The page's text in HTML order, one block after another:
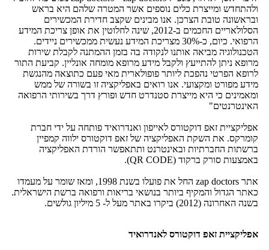
ולהתחדש ומייצרת כלים נוספים אשר המטרה שלהם היא בראש
ובראשונה טובת הצרכן. אנו מבינים שקצב חדירת המכשירים
הסלולאריים החכמים ב-2012, שינה לחלוטין את אופן צריכת המידע
הרפואי. כיום, כ-30% מצריכת המידע נעשית ממכשירים ניידים.
הטכנולוגיה מביאה אותנו לנקודה בה בזמן ההמתנה לקבלת שירות
מרופא ניתן להתייעץ ולקבל מידע מרופא מומחה אונליין. קביעת התור
לרופא הפרטי נהפכת ליותר פופולארית מאי פעם כתוצאה מהנגשת
מידע מפורט ומקצועי. אנו רואים באפליקציה זו בשורה של ממש
ומאמינים כי היא מייצרת סטנדרט חדש ופורץ דרך בשירותי הרפואה
האינטרנטים"
אפליקציית זאפ דוקטורס לאייפון ואנדרואיד פותחה על ידי חברת
קומרקס. את השקת האפליקציה של זאפ דוקטורס ילווה קמפיין
ברשתות החברתיות ובאינטרנט ותתאפשר הורדת האפליקציה
באמצעות סורק ברקוד (QR CODE).
אתר zap doctors החל את פועלו בשנת 1998, ומאז שומר על מעמדו
כאתר הגדול והמקיף ביותר בנושאי בריאות ורפואה ברשת הישראלית.
בשנה האחרונה (2012) ביקרו באתר מעל ל- 5 מיליון גולשים.
אפליקציית זאפ דוקטורס לאנדרואיד